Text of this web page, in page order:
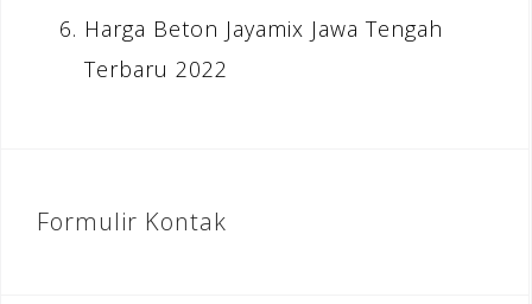
Harga Beton Jayamix Jawa Tengah
Terbaru 2022
Formulir Kontak